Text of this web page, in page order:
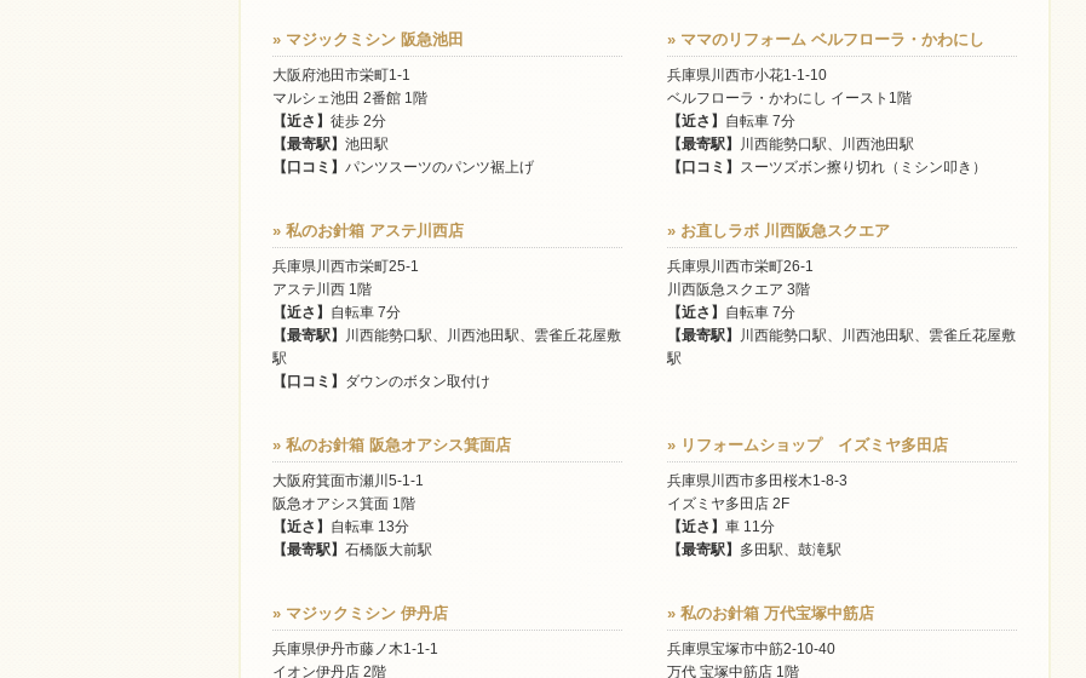
» マジックミシン 阪急池田
大阪府池田市栄町1-1
マルシェ池田 2番館 1階
【近さ】 徒歩 2分
【最寄駅】 池田駅
【口コミ】 パンツスーツのパンツ裾上げ
» ママのリフォーム ベルフローラ・かわにし
兵庫県川西市小花1-1-10
ベルフローラ・かわにし イースト1階
【近さ】 自転車 7分
【最寄駅】
川西能勢口駅、川西池田駅
【口コミ】 スーツズボン擦り切れ（ミシン叩き）
» 私のお針箱 アステ川西店
兵庫県川西市栄町25-1
アステ川西 1階
【近さ】 自転車 7分
【最寄駅】
川西能勢口駅、川西池田駅、雲雀丘花屋敷
駅
【口コミ】 ダウンのボタン取付け
» お直しラボ 川西阪急スクエア
兵庫県川西市栄町26-1
川西阪急スクエア 3階
【近さ】 自転車 7分
【最寄駅】
川西能勢口駅、川西池田駅、雲雀丘花屋敷
駅
» 私のお針箱 阪急オアシス箕面店
大阪府箕面市瀬川5-1-1
阪急オアシス箕面 1階
【近さ】 自転車 13分
【最寄駅】 石橋阪大前駅
» リフォームショップ イズミヤ多田店
兵庫県川西市多田桜木1-8-3
イズミヤ多田店 2F
【近さ】 車 11分
【最寄駅】 多田駅、鼓滝駅
» マジックミシン 伊丹店
兵庫県伊丹市藤ノ木1-1-1
イオン伊丹店 2階
» 私のお針箱 万代宝塚中筋店
兵庫県宝塚市中筋2-10-40
万代 宝塚中筋店 1階